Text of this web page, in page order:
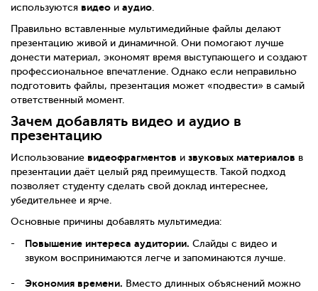
используются видео и аудио.
Правильно вставленные мультимедийные файлы делают
презентацию живой и динамичной. Они помогают лучше
донести материал, экономят время выступающего и создают
профессиональное впечатление. Однако если неправильно
подготовить файлы, презентация может «подвести» в самый
ответственный момент.
Зачем добавлять видео и аудио в
презентацию
Использование видеофрагментов и звуковых материалов в
презентации даёт целый ряд преимуществ. Такой подход
позволяет студенту сделать свой доклад интереснее,
убедительнее и ярче.
Основные причины добавлять мультимедиа:
Повышение интереса аудитории. Слайды с видео и
звуком воспринимаются легче и запоминаются лучше.
Экономия времени. Вместо длинных объяснений можно